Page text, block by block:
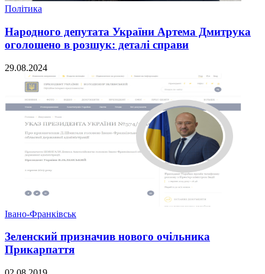
Політика
Народного депутата України Артема Дмитрука
оголошено в розшук: деталі справи
29.08.2024
Івано-Франківськ
Зеленский призначив нового очільника
Прикарпаття